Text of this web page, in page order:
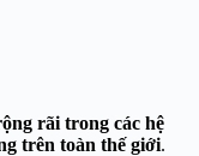
rãi trong các hệ
trên toàn thế giới.